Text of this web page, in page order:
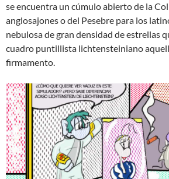
se encuentra un cúmulo abierto de la
anglosajones o del Pesebre para los
nebulosa de gran densidad de estrellas
cuadro puntillista lichtensteiniano
firmamento.